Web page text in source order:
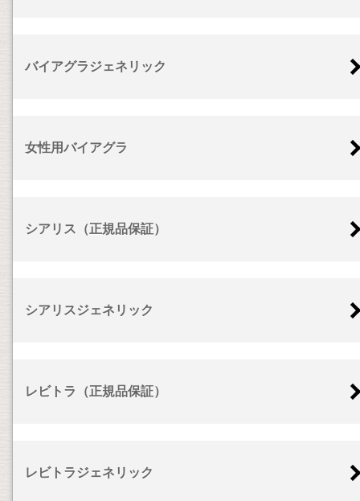
バイアグラジェネリック
女性用バイアグラ
シアリス（正規品保証）
シアリスジェネリック
レビトラ（正規品保証）
レビトラジェネリック